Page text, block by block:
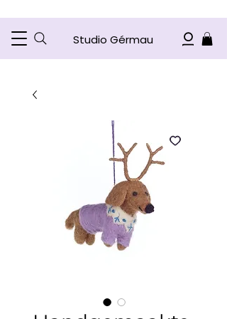
Studio Gérmau